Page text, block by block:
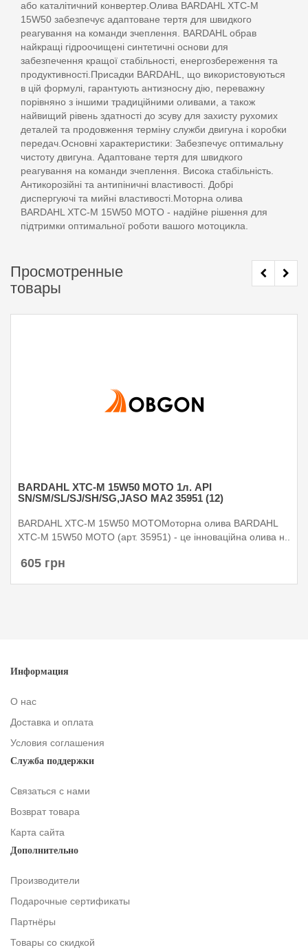
або каталітичний конвертер.Олива BARDAHL XTC-M
15W50 забезпечує адаптоване тертя для швидкого
реагування на команди зчеплення. BARDAHL обрав
найкращі гідроочищені синтетичні основи для
забезпечення кращої стабільності, енергозбереження та
продуктивності.Присадки BARDAHL, що використовуються
в цій формулі, гарантують антизносну дію, переважну
порівняно з іншими традиційними оливами, а також
найвищий рівень здатності до зсуву для захисту рухомих
деталей та продовження терміну служби двигуна і коробки
передач.Основні характеристики: Забезпечує оптимальну
чистоту двигуна. Адаптоване тертя для швидкого
реагування на команди зчеплення. Висока стабільність.
Антикорозійні та антипіничні властивості. Добрі
диспергуючі та мийні властивості.Моторна олива
BARDAHL XTC-M 15W50 MOTO - надійне рішення для
підтримки оптимальної роботи вашого мотоцикла.
Просмотренные
товары
BARDAHL XTC-M 15W50 MOTO 1л. API
SN/SM/SL/SJ/SH/SG,JASO MA2 35951 (12)
BARDAHL XTC-M 15W50 MOTOМоторна олива BARDAHL
XTC-M 15W50 MOTO (арт. 35951) - це інноваційна олива н..
605 грн
Информация
О нас
Доставка и оплата
Условия соглашения
Служба поддержки
Связаться с нами
Возврат товара
Карта сайта
Дополнительно
Производители
Подарочные сертификаты
Партнёры
Товары со скидкой